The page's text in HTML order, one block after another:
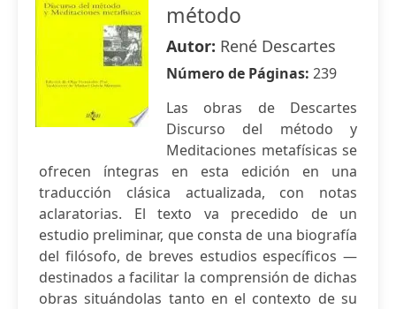
método
Autor: René Descartes
Número de Páginas: 239
Las obras de Descartes
Discurso del método y
Meditaciones metafísicas se
ofrecen íntegras en esta edición en una
traducción clásica actualizada, con notas
aclaratorias. El texto va precedido de un
estudio preliminar, que consta de una biografía
del filósofo, de breves estudios específicos —
destinados a facilitar la comprensión de dichas
obras situándolas tanto en el contexto de su